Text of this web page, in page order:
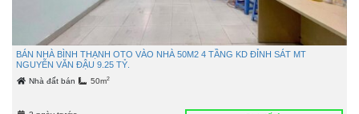
BÁN NHÀ BÌNH THẠNH OTO VÀO NHÀ 50M2 4 TẦNG KD ĐỈNH SÁT MT
NGUYỄN VĂN ĐẬU 9.25 TỶ.
Nhà đất bán 50m2